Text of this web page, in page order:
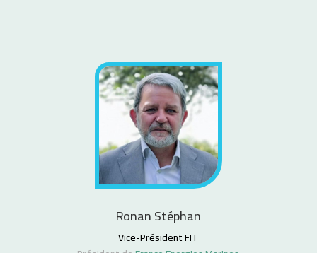
Ronan Stéphan
Vice-Président FIT